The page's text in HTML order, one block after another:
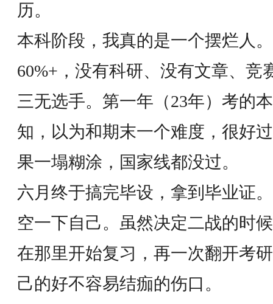
历。
本科阶段，我真的是一个摆烂人
60%+，没有科研、没有文章、竞
三无选手。第一年（23年）考的
知，以为和期末一个难度，很好
果一塌糊涂，国家线都没过。
六月终于搞完毕设，拿到毕业证
空一下自己。虽然决定二战的时
在那里开始复习，再一次翻开考
己的好不容易结痂的伤口。